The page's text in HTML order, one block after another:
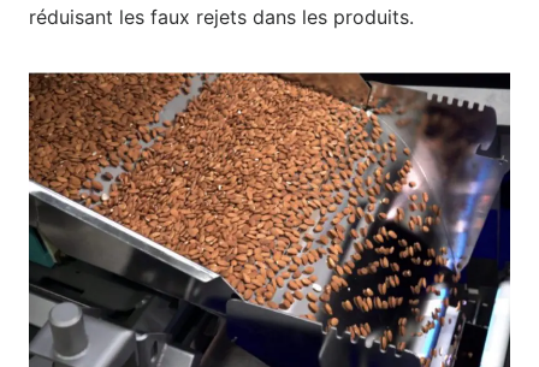
réduisant les faux rejets dans les produits.